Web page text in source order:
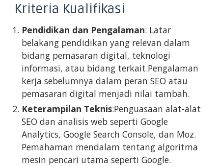
Kriteria Kualifikasi
Pendidikan dan Pengalaman: Latar
belakang pendidikan yang relevan dalam
bidang pemasaran digital, teknologi
informasi, atau bidang terkait.Pengalaman
kerja sebelumnya dalam peran SEO atau
pemasaran digital menjadi nilai tambah.
Keterampilan Teknis:Penguasaan alat-alat
SEO dan analisis web seperti Google
Analytics, Google Search Console, dan Moz.
Pemahaman mendalam tentang algoritma
mesin pencari utama seperti Google.